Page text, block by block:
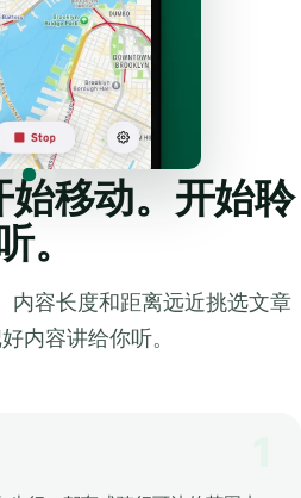
移动。开始聆
。
内容长度和距离远近挑选文章
内容讲给你听。